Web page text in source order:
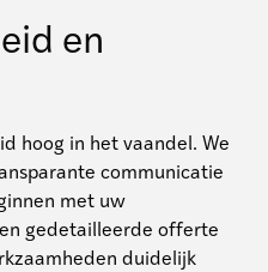
en
hoog in het vaandel. We
communicatie
met uw
gedetailleerde offerte
duidelijk